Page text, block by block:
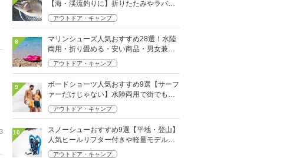
【海・渓流釣りに】折りたたみやラバー
ネットも
アウトドア・キャンプ
8
マリンシューズ人気おすすめ28選！水陸
両用・折り畳める・安い商品・男女兼用
も
アウトドア・キャンプ
9
ボードショーツ人気おすすめ9選【サーフ
ァーだけじゃない】水陸両用で街でも履
ける
アウトドア・キャンプ
10
スノーシューおすすめ9選【平地・登山】
人気ヒールリフター付きや軽量モデルな
ど
アウトドア・キャンプ